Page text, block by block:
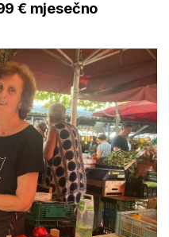
€ mjesečno